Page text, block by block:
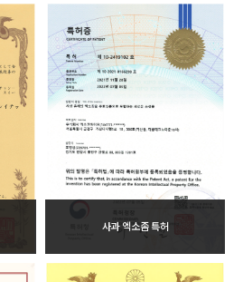
사과 엑소좀 특허